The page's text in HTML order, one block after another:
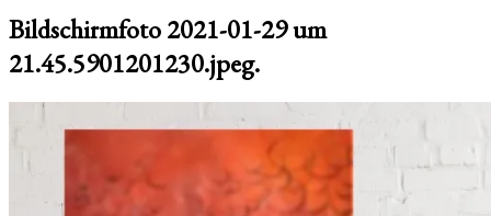
Bildschirmfoto 2021-01-29 um
21.45.5901201230.jpeg.